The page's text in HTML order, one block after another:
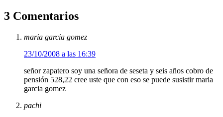
3 Comentarios
maria garcia gomez
23/10/2008 a las 16:39
señor zapatero soy una señora de seseta y seis años cobro de
pensión 528,22 cree uste que con eso se puede susistir maria
garcia gomez
pachi